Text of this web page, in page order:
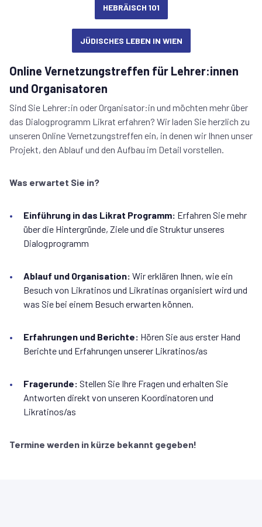
HEBRÄISCH 101
JÜDISCHES LEBEN IN WIEN
Online Vernetzungstreffen für Lehrer:innen
und Organisatoren
Sind Sie Lehrer:in oder Organisator:in und möchten mehr über
das Dialogprogramm Likrat erfahren? Wir laden Sie herzlich zu
unseren Online Vernetzungstreffen ein, in denen wir Ihnen unser
Projekt, den Ablauf und den Aufbau im Detail vorstellen.
Was erwartet Sie in?
Einführung in das Likrat Programm: Erfahren Sie mehr
über die Hintergründe, Ziele und die Struktur unseres
Dialogprogramm
Ablauf und Organisation: Wir erklären Ihnen, wie ein
Besuch von Likratinos und Likratinas organisiert wird und
was Sie bei einem Besuch erwarten können.
Erfahrungen und Berichte: Hören Sie aus erster Hand
Berichte und Erfahrungen unserer Likratinos/as
Fragerunde: Stellen Sie Ihre Fragen und erhalten Sie
Antworten direkt von unseren Koordinatoren und
Likratinos/as
Termine werden in kürze bekannt gegeben!